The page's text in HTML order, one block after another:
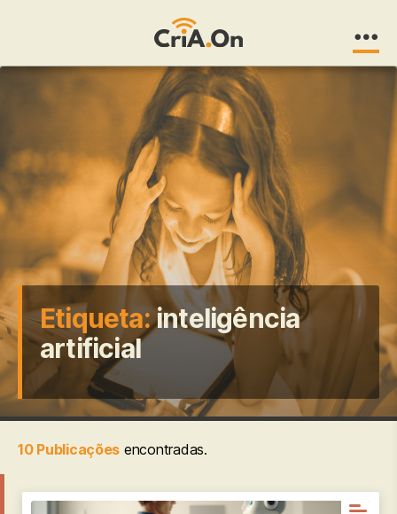
Etiqueta:inteligência
artificial
10 Publicações encontradas.